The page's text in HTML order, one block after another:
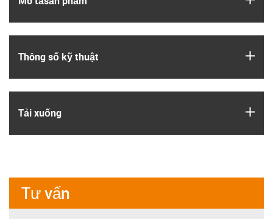
Thông số kỹ thuật
Tải xuống
Tư vấn